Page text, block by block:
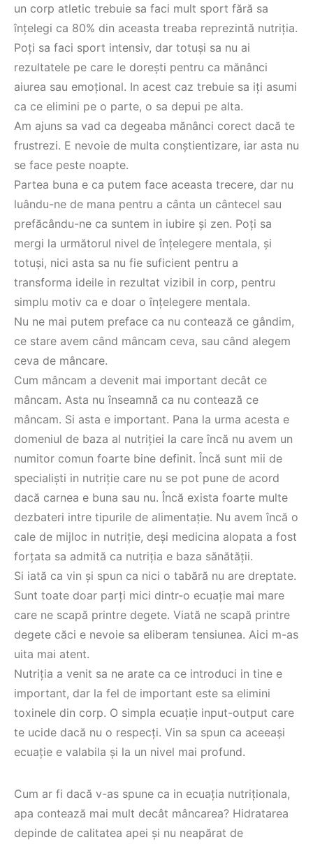
un corp atletic trebuie sa faci mult sport fără sa
înțelegi ca 80% din aceasta treaba reprezintă nutriția.
Poți sa faci sport intensiv, dar totuși sa nu ai
rezultatele pe care le dorești pentru ca mănânci
aiurea sau emoțional. In acest caz trebuie sa iți asumi
ca ce elimini pe o parte, o sa depui pe alta.
Am ajuns sa vad ca degeaba mănânci corect dacă te
frustrezi. E nevoie de multa conștientizare, iar asta nu
se face peste noapte.
Partea buna e ca putem face aceasta trecere, dar nu
luându-ne de mana pentru a cânta un cântecel sau
prefăcându-ne ca suntem in iubire și zen. Poți sa
mergi la următorul nivel de înțelegere mentala, și
totuși, nici asta sa nu fie suficient pentru a
transforma ideile in rezultat vizibil in corp, pentru
simplu motiv ca e doar o înțelegere mentala.
Nu ne mai putem preface ca nu contează ce gândim,
ce stare avem când mâncam ceva, sau când alegem
ceva de mâncare.
Cum mâncam a devenit mai important decât ce
mâncam. Asta nu înseamnă ca nu contează ce
mâncam. Si asta e important. Pana la urma acesta e
domeniul de baza al nutriției la care încă nu avem un
numitor comun foarte bine definit. Încă sunt mii de
specialiști in nutriție care nu se pot pune de acord
dacă carnea e buna sau nu. Încă exista foarte multe
dezbateri intre tipurile de alimentație. Nu avem încă o
cale de mijloc in nutriție, deși medicina alopata a fost
forțata sa admită ca nutriția e baza sănătății.
Si iată ca vin și spun ca nici o tabără nu are dreptate.
Sunt toate doar parți mici dintr-o ecuație mai mare
care ne scapă printre degete. Viată ne scapă printre
degete căci e nevoie sa eliberam tensiunea. Aici m-as
uita mai atent.
Nutriția a venit sa ne arate ca ce introduci in tine e
important, dar la fel de important este sa elimini
toxinele din corp. O simpla ecuație input-output care
te ucide dacă nu o respecți. Vin sa spun ca aceeași
ecuație e valabila și la un nivel mai profund.
Cum ar fi dacă v-as spune ca in ecuația nutriționala,
apa contează mai mult decât mâncarea? Hidratarea
depinde de calitatea apei și nu neapărat de